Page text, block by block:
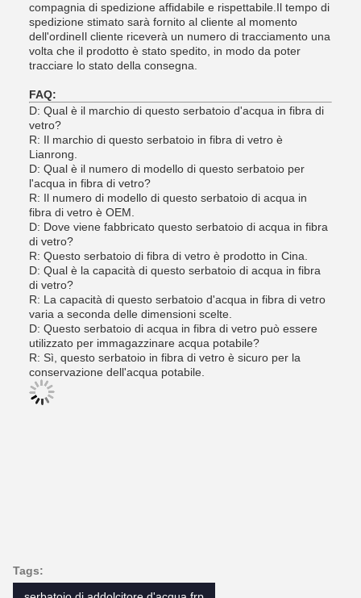
compagnia di spedizione affidabile e rispettabile.Il tempo di
spedizione stimato sarà fornito al cliente al momento
dell'ordineIl cliente riceverà un numero di tracciamento una
volta che il prodotto è stato spedito, in modo da poter
tracciare lo stato della consegna.
FAQ:
D: Qual è il marchio di questo serbatoio d'acqua in fibra di
vetro?
R: Il marchio di questo serbatoio in fibra di vetro è
Lianrong.
D: Qual è il numero di modello di questo serbatoio per
l'acqua in fibra di vetro?
R: Il numero di modello di questo serbatoio di acqua in
fibra di vetro è OEM.
D: Dove viene fabbricato questo serbatoio di acqua in fibra
di vetro?
R: Questo serbatoio di fibra di vetro è prodotto in Cina.
D: Qual è la capacità di questo serbatoio di acqua in fibra
di vetro?
R: La capacità di questo serbatoio d'acqua in fibra di vetro
varia a seconda delle dimensioni scelte.
D: Questo serbatoio di acqua in fibra di vetro può essere
utilizzato per immagazzinare acqua potabile?
R: Sì, questo serbatoio in fibra di vetro è sicuro per la
conservazione dell'acqua potabile.
Tags: